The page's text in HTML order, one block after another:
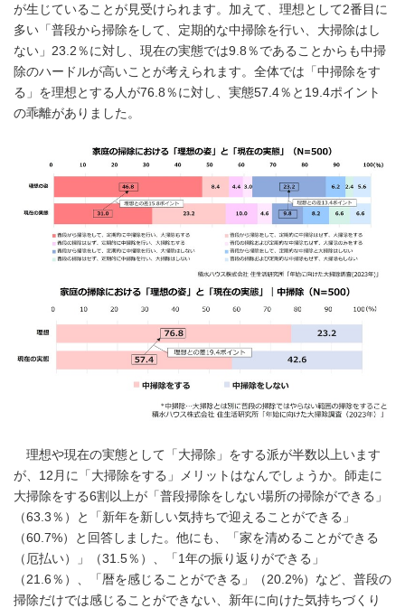
が生じていることが見受けられます。加えて、理想として2番目に
多い「普段から掃除をして、定期的な中掃除を行い、大掃除はし
ない」23.2％に対し、現在の実態では9.8％であることからも中掃
除のハードルが高いことが考えられます。全体では「中掃除をす
る」を理想とする人が76.8％に対し、実態57.4％と19.4ポイント
の乖離がありました。
理想や現在の実態として「大掃除」をする派が半数以上います
が、12月に「大掃除をする」メリットはなんでしょうか。師走に
大掃除をする6割以上が「普段掃除をしない場所の掃除ができる」
（63.3％）と「新年を新しい気持ちで迎えることができる」
（60.7%）と回答しました。他にも、「家を清めることができる
（厄払い）」（31.5％）、「1年の振り返りができる」
（21.6％）、「暦を感じることができる」（20.2%）など、普段の
掃除だけでは感じることができない、新年に向けた気持ちづくり